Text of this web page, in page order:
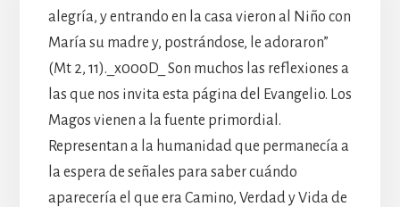
alegría, y entrando en la casa vieron al Niño con
María su madre y, postrándose, le adoraron”
(Mt 2, 11)._x000D_ Son muchos las reflexiones a
las que nos invita esta página del Evangelio. Los
Magos vienen a la fuente primordial.
Representan a la humanidad que permanecía a
la espera de señales para saber cuándo
aparecería el que era Camino, Verdad y Vida de